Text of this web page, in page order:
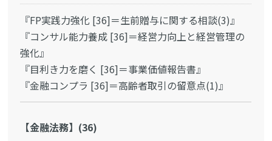
『FP実践力強化 [36]＝生前贈与に関する相談(3)』
『コンサル能力養成 [36]＝経営力向上と経営管理の
強化』
『目利き力を磨く [36]＝事業価値報告書』
『金融コンプラ [36]＝高齢者取引の留意点(1)』
【金融法務】(36)